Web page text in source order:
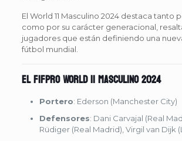
El World 11 Masculino 2024 destaca tanto
como por su carácter generacional,
jugadores que están definiendo una
fútbol mundial.
El FIFPRO World 11 Masculino 2024
Portero: Ederson (Manchester City)
Defensores: Dani Carvajal (Real
Rüdiger (Real Madrid), Virgil van Dijk